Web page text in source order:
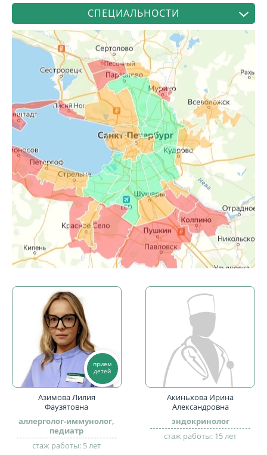
СПЕЦИАЛЬНОСТИ
прием
детей
Азимова Лилия
Фаузятовна
аллерголог-иммунолог,
педиатр
стаж работы: 5 лет
Акиньхова Ирина
Александровна
эндокринолог
стаж работы: 15 лет